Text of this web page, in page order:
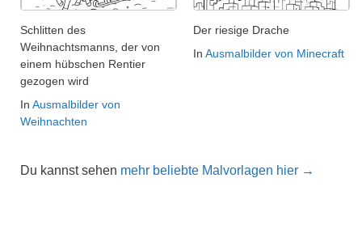
Schlitten des
Weihnachtsmanns, der von
einem hübschen Rentier
gezogen wird
In Ausmalbilder von
Weihnachten
Der riesige Drache
In Ausmalbilder von Minecraft
Du kannst sehen mehr beliebte Malvorlagen hier →